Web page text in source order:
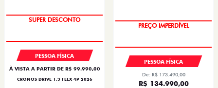
SUPER DESCONTO
PESSOA FÍSICA
À VISTA A PARTIR DE R$ 99.990,00
CRONOS DRIVE 1.3 FLEX 4P 2026
PREÇO IMPERDÍVEL
PESSOA FÍSICA
De: R$ 173.490,00
R$ 134.990,00